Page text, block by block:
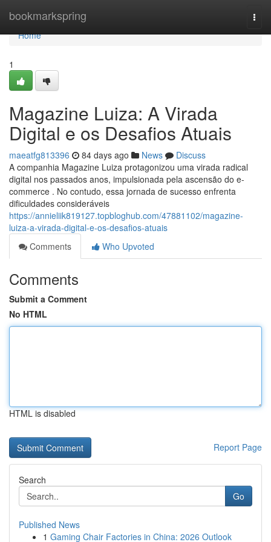
bookmarkspring
Home
Home
1
Magazine Luiza: A Virada
Digital e os Desafios Atuais
maeatfg813396 84 days ago News
Discuss
A companhia Magazine Luiza protagonizou uma virada radical
digital nos passados anos, impulsionada pela ascensão do e-
commerce . No contudo, essa jornada de sucesso enfrenta
dificuldades consideráveis
https://annieliik819127.topbloghub.com/47881102/magazine-
luiza-a-virada-digital-e-os-desafios-atuais
Comments
Who Upvoted
Comments
Submit a Comment
No HTML
HTML is disabled
Report Page
Search
Go
Published News
1 Gaming Chair Factories in China: 2026 Outlook